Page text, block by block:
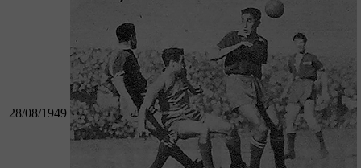
28/08/1949